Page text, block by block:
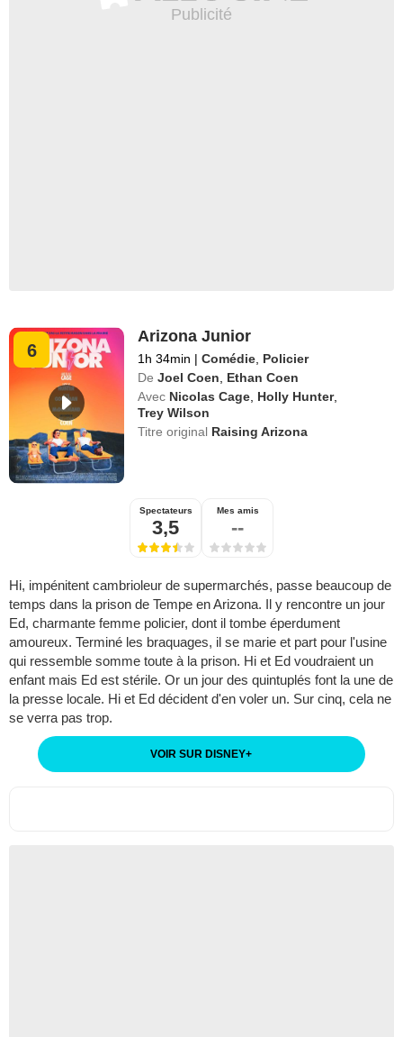
6
Arizona Junior
1h 34min | Comédie Policier
De Joel Coen
Ethan Coen
Avec Nicolas Cage Holly Hunter,
Trey Wilson
Titre original Raising Arizona
Spectateurs
3,5
Mes amis
--
Hi, impénitent cambrioleur de supermarchés, passe beaucoup de
temps dans la prison de Tempe en Arizona. Il y rencontre un jour
Ed, charmante femme policier, dont il tombe éperdument
amoureux. Terminé les braquages, il se marie et part pour l'usine
qui ressemble somme toute à la prison. Hi et Ed voudraient un
enfant mais Ed est stérile. Or un jour des quintuplés font la une de
la presse locale. Hi et Ed décident d'en voler un. Sur cinq, cela ne
se verra pas trop.
VOIR SUR DISNEY+